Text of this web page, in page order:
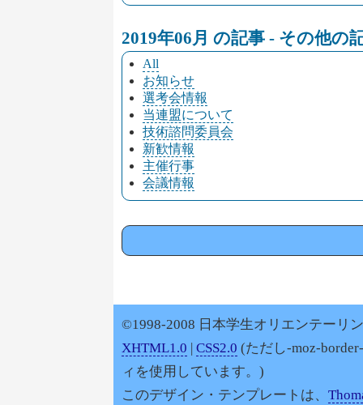
2019年06月 の記事 - その他の
All
お知らせ
選考会情報
当連盟について
技術諮問委員会
新歓情報
主催行事
会議情報
©1998-2008 日本学生オリエンテーリ
XHTML1.0 | CSS2.0 (ただし-moz-
ィを使用しています。)
このデザイン・テンプレートは、